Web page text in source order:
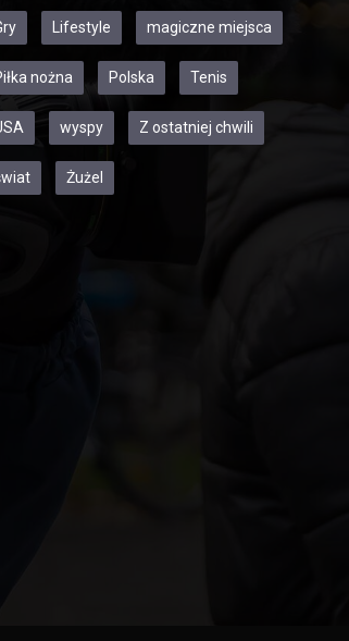
Lifestyle magiczne miejsca
nożna Polska Tenis
wyspy Z ostatniej chwili
Żużel